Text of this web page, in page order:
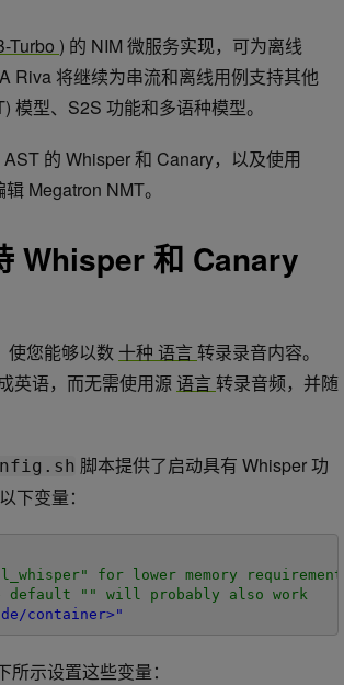
Turbo ) 的 NIM 微服务实现，可为离线
Riva 将继续为串流和离线用例支持其他
模型、S2S 功能和多语种模型。
的 Whisper 和 Canary，以及使用
Megatron NMT。
Whisper 和 Canary
使您能够以数 十种 语言转录录音内容。
英语，而无需使用源语言转录音频，并随
脚本提供了启动具有 Whisper 功
下变量：
for lower memory requirements
default "" will probably also work
container>"
示设置这些变量：